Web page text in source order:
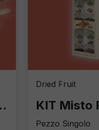
Snack Aperitivo Premium
Dried Fruit
Pezzo Singolo